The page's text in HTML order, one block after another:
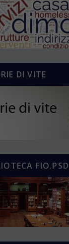
DI VITE
FIO.PSD